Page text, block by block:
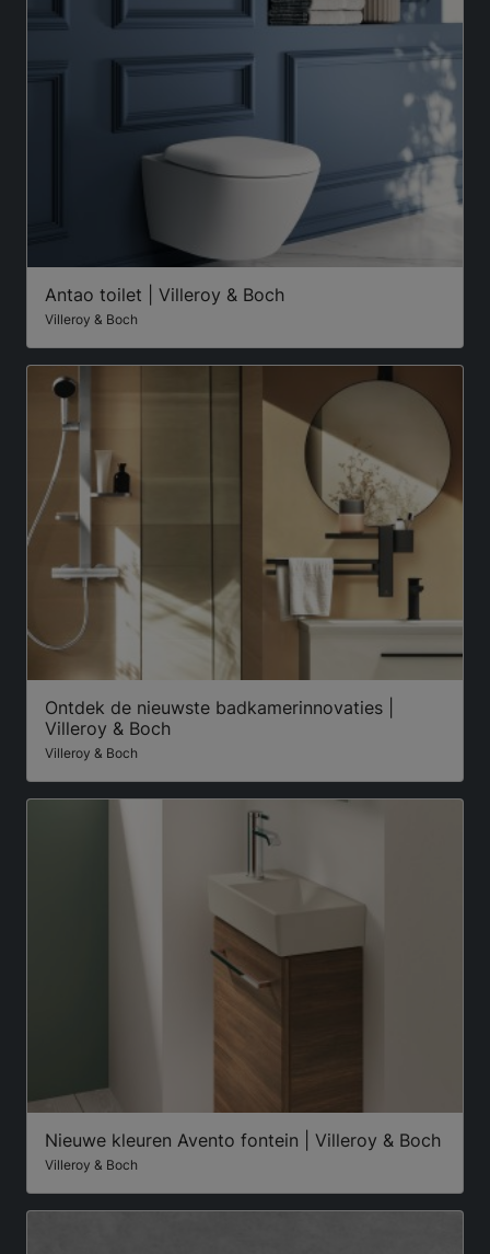
Antao toilet | Villeroy & Boch
Villeroy & Boch
Ontdek de nieuwste badkamerinnovaties |
Villeroy & Boch
Villeroy & Boch
Nieuwe kleuren Avento fontein | Villeroy & Boch
Villeroy & Boch